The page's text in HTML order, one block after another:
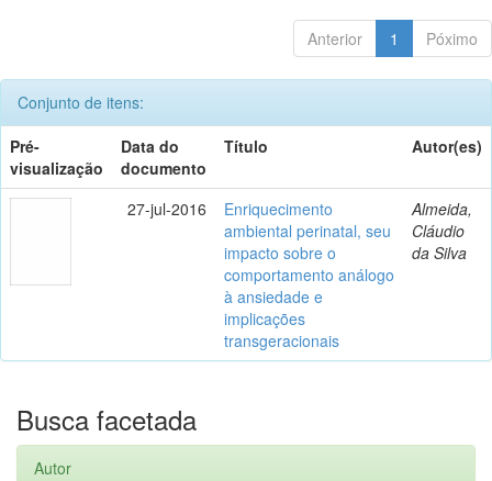
Anterior 1 Póximo
Conjunto de itens:
Pré-
visualização
Data do
documento
Título Autor(es)
27-jul-2016
Enriquecimento
ambiental perinatal, seu
impacto sobre o
comportamento análogo
à ansiedade e
implicações
transgeracionais
Almeida,
Cláudio
da Silva
Busca facetada
Autor